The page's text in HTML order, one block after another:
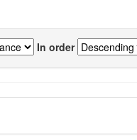
In order